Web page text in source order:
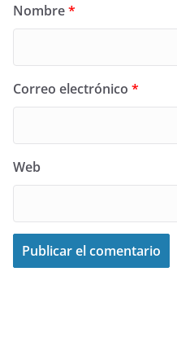
Nombre*
Correo electrónico *
Web